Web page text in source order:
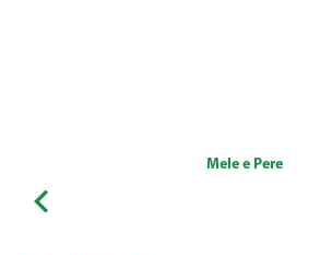
Mele e Pere